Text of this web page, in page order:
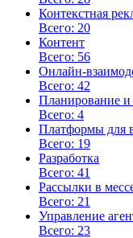
Контекстная
Всего: 20
Контент
Всего: 56
Онлайн-
Всего: 42
Планирование и
Всего: 4
Платформы для
Всего: 19
Разработка
Всего: 41
Рассылки в
Всего: 21
Управление
Всего: 23